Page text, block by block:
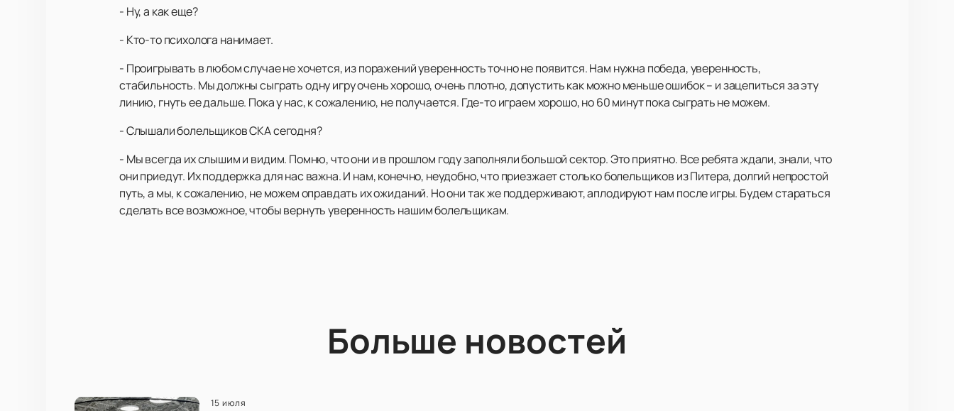
- Ну, а как еще?
- Кто-то психолога нанимает.
- Проигрывать в любом случае не хочется, из поражений уверенность точно не появится. Нам нужна победа, уверенность,
стабильность. Мы должны сыграть одну игру очень хорошо, очень плотно, допустить как можно меньше ошибок – и зацепиться за эту
линию, гнуть ее дальше. Пока у нас, к сожалению, не получается. Где-то играем хорошо, но 60 минут пока сыграть не можем.
- Слышали болельщиков СКА сегодня?
- Мы всегда их слышим и видим. Помню, что они и в прошлом году заполняли большой сектор. Это приятно. Все ребята ждали, знали, что
они приедут. Их поддержка для нас важна. И нам, конечно, неудобно, что приезжает столько болельщиков из Питера, долгий непростой
путь, а мы, к сожалению, не можем оправдать их ожиданий. Но они так же поддерживают, аплодируют нам после игры. Будем стараться
сделать все возможное, чтобы вернуть уверенность нашим болельщикам.
Больше новостей
15 июля